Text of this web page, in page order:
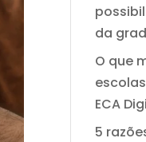
da
O que
ECA
5